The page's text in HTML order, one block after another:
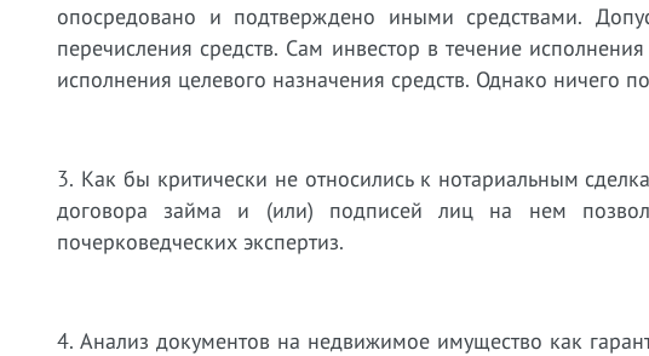
опосредовано и подтверждено иными средствами.
перечисления средств. Сам инвестор в течение
исполнения целевого назначения средств. Однако ничего
3. Как бы критически не относились к нотариальным
договора займа и (или) подписей лиц на нем
почерковедческих экспертиз.
4. Анализ документов на недвижимое имущество как